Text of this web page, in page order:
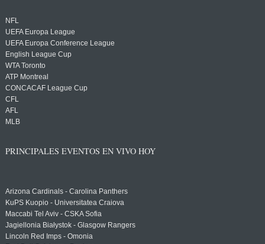
NFL
UEFA Europa League
UEFA Europa Conference League
English League Cup
WTA Toronto
ATP Montreal
CONCACAF League Cup
CFL
AFL
MLB
PRINCIPALES EVENTOS EN VIVO HOY
Arizona Cardinals - Carolina Panthers
KuPS Kuopio - Universitatea Craiova
Maccabi Tel Aviv - CSKA Sofia
Jagiellonia Białystok - Glasgow Rangers
Lincoln Red Imps - Omonia